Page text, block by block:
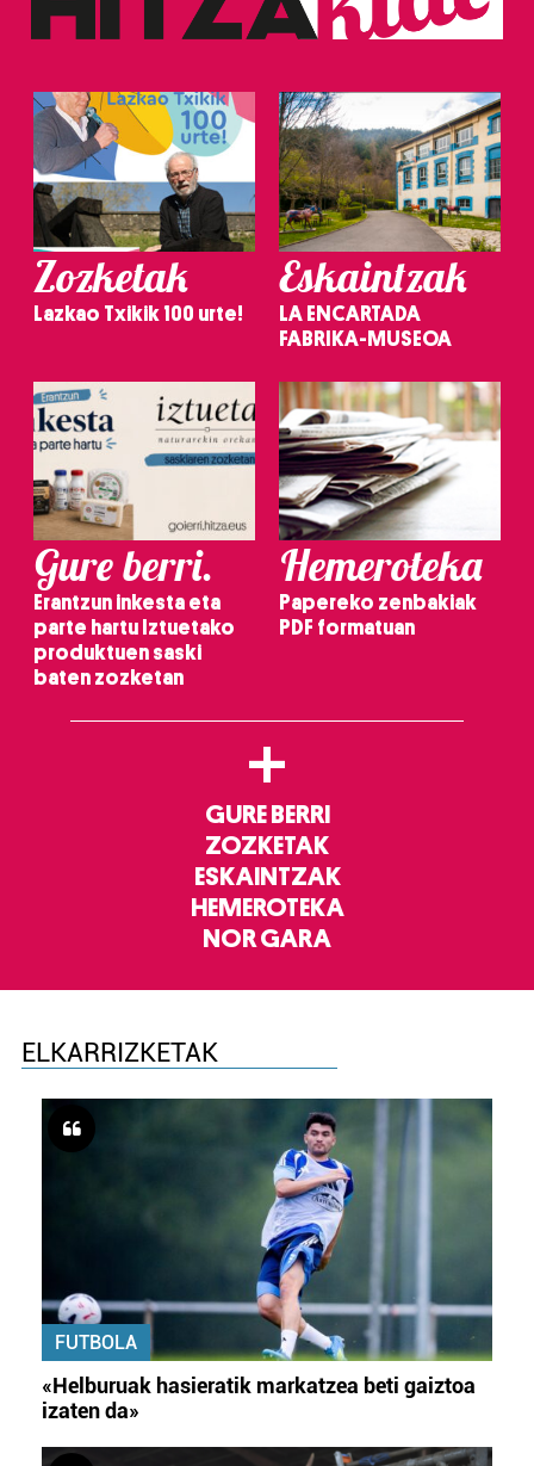
Zozketak
Lazkao Txikik 100 urte!
Eskaintzak
LA ENCARTADA
FABRIKA-MUSEOA
Gure berri.
Erantzun inkesta eta
parte hartu Iztuetako
produktuen saski
baten zozketan
Hemeroteka
Papereko zenbakiak
PDF formatuan
+
GURE BERRI
ZOZKETAK
ESKAINTZAK
HEMEROTEKA
NOR GARA
ELKARRIZKETAK
FUTBOLA
«Helburuak hasieratik markatzea beti gaiztoa
izaten da»